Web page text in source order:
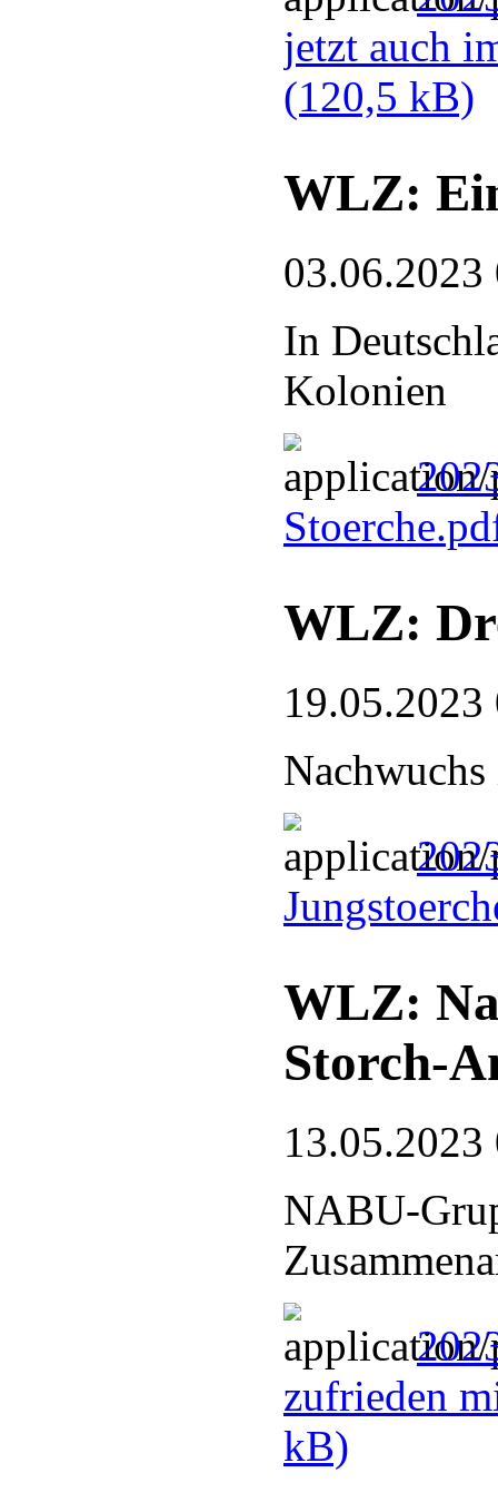
jetzt auch
(120,5 kB)
WLZ:
03.06.2023
In
Kolonien
WLZ:
19.05.2023
Nachwuchs
WLZ:
Storch-
13.05.2023
NABU-
zufrieden
kB)